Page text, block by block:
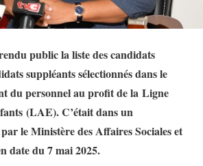
public la liste des candidats
suppléants sélectionnés dans le
du personnel au profit de la Ligne
(LAE). C’était dans un
le Ministère des Affaires Sociales et
date du 7 mai 2025.